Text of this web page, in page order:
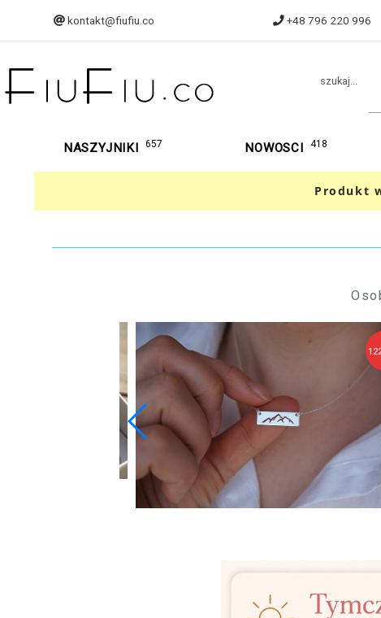
kontakt@fiufiu.co +48 796 220 996
szukaj...
NASZYJNIKI 657 NOWOSCI 418
Produkt
122,90